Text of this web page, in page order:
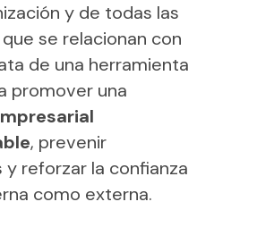
y de todas las
se relacionan con
de una herramienta
promover una
, prevenir
reforzar la confianza
como externa.